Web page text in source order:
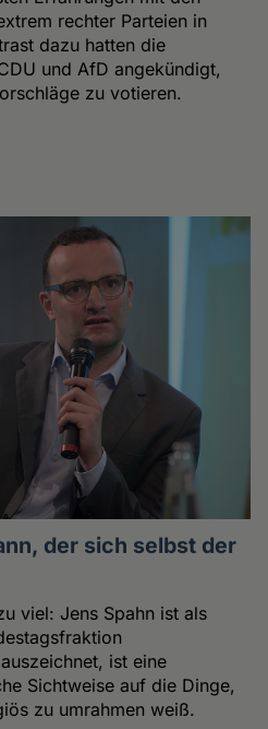
rechter Parteien in
dazu hatten die
und AfD angekündigt,
zu votieren.
der sich selbst der
viel: Jens Spahn ist als
ist eine
Sichtweise auf die Dinge,
zu umrahmen weiß.